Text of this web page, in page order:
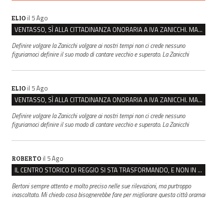
ELIO il 5 Ago
VENTASSO, SÌ ALLA CITTADINANZA ONORARIA A IVA ZANICCHI. MA BARGIACCHI: “È DI PESSIMO GUSTO”
Definire volgare la Zanicchi volgare ai nostri tempi non ci crede nessuno
figuriamoci definire il suo modo di cantare vecchio e superato. La Zanicchi
ELIO il 5 Ago
VENTASSO, SÌ ALLA CITTADINANZA ONORARIA A IVA ZANICCHI. MA BARGIACCHI: “È DI PESSIMO GUSTO”
Definire volgare la Zanicchi volgare ai nostri tempi non ci crede nessuno
figuriamoci definire il suo modo di cantare vecchio e superato. La Zanicchi
ROBERTO il 5 Ago
IL CENTRO STORICO DI REGGIO SI STA TRASFORMANDO, E NON IN MEGLIO
Bertoni sempre attento e molto preciso nelle sue rilevazioni, ma purtroppo
inascoltato. Mi chiedo cosa bisognerebbe fare per migliorare questa città oramai